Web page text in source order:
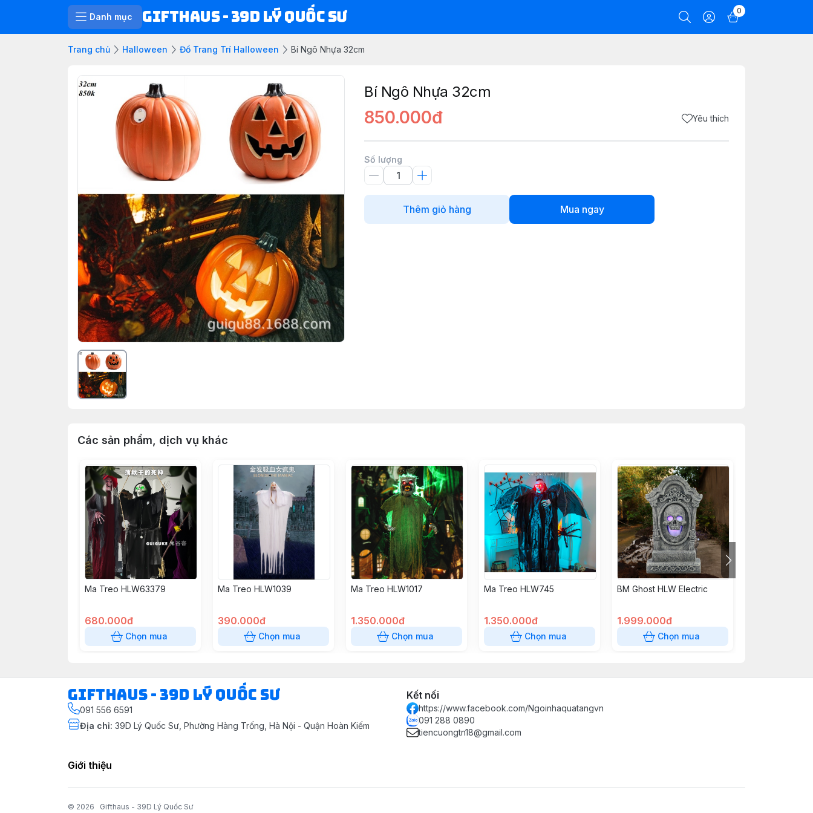
Danh mục Gifthaus - 39D Lý Quốc Sư 0
Trang chủ Halloween Đồ Trang Trí Halloween Bí Ngô Nhựa 32cm
Bí Ngô Nhựa 32cm
850.000đ Yêu thích
Số lượng
Thêm giỏ hàng Mua ngay
Các sản phẩm, dịch vụ khác
Ma Treo HLW63379
680.000đ
Chọn mua
Ma Treo HLW1039
390.000đ
Chọn mua
Ma Treo HLW1017
1.350.000đ
Chọn mua
Ma Treo HLW745
1.350.000đ
Chọn mua
BM Ghost HLW Electric
1.999.000đ
Chọn mua
Gifthaus - 39D Lý Quốc Sư
091 556 6591
Địa chỉ: 39D Lý Quốc Sư, Phường Hàng Trống, Hà Nội - Quận Hoàn Kiếm
Kết nối
https://www.facebook.com/Ngoinhaquatangvn
091 288 0890
tiencuongtn18@gmail.com
Giới thiệu
© 2026 Gifthaus - 39D Lý Quốc Sư